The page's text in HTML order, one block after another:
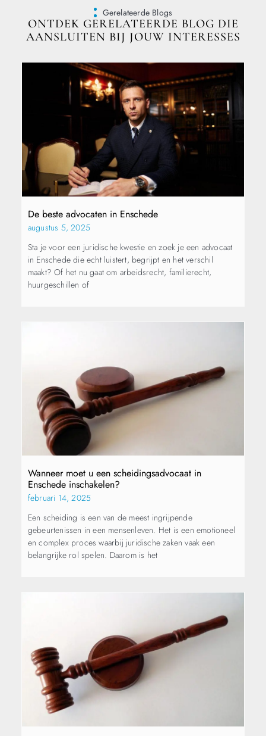
Gerelateerde Blogs
ONTDEK GERELATEERDE BLOG DIE
AANSLUITEN BIJ JOUW INTERESSES
De beste advocaten in Enschede
augustus 5, 2025
Sta je voor een juridische kwestie en zoek je een advocaat
in Enschede die echt luistert, begrijpt en het verschil
maakt? Of het nu gaat om arbeidsrecht, familierecht,
huurgeschillen of
Wanneer moet u een scheidingsadvocaat in
Enschede inschakelen?
februari 14, 2025
Een scheiding is een van de meest ingrijpende
gebeurtenissen in een mensenleven. Het is een emotioneel
en complex proces waarbij juridische zaken vaak een
belangrijke rol spelen. Daarom is het